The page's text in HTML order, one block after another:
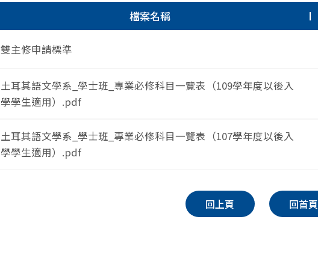
檔案名稱
雙主修申請標準
土耳其語文學系_學士班_專業必修科目一覽表（109學年度以後入
學學生適用）.pdf
土耳其語文學系_學士班_專業必修科目一覽表（107學年度以後入
學學生適用）.pdf
回上頁 回首頁